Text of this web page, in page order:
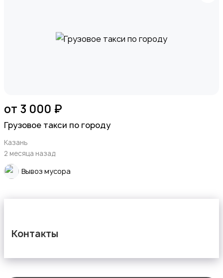
от 3 000 ₽
Грузовое такси по городу
Казань
2 месяца назад
Вывоз мусора
Контакты